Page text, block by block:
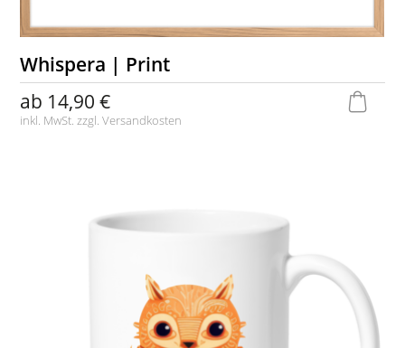
Whispera | Print
ab 14,90 €
inkl. MwSt. zzgl.Versandkosten